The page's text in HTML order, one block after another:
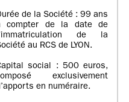
de la Société : 99 ans
compter de la date de
de la
au RCS de LYON.
social : 500 euros,
exclusivement
en numéraire.